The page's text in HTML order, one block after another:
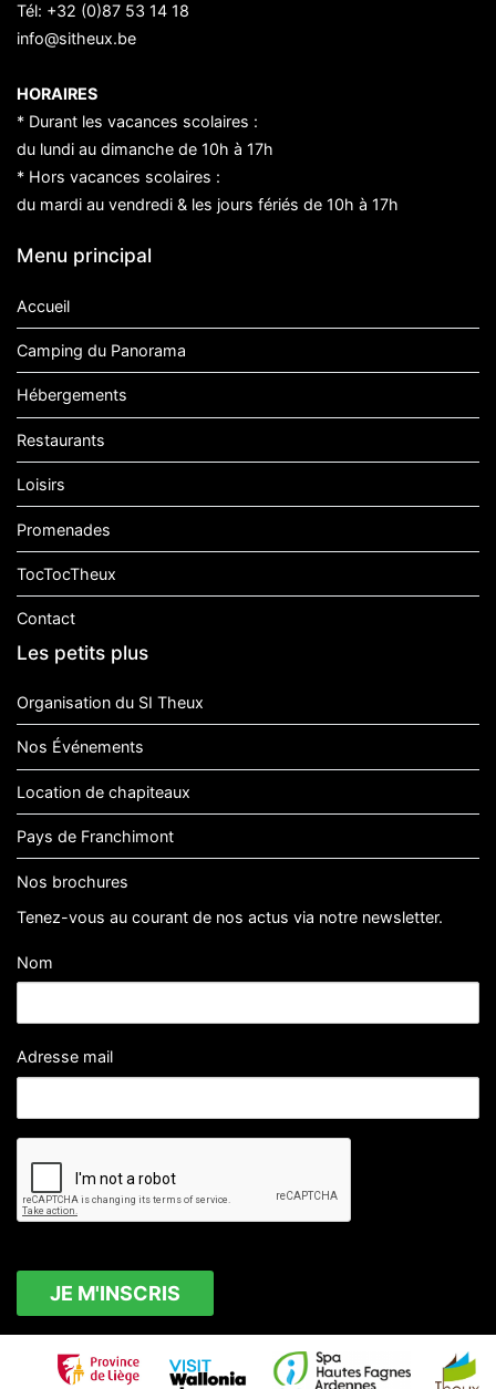
Tél: +32 (0)87 53 14 18
info@sitheux.be
HORAIRES
* Durant les vacances scolaires :
du lundi au dimanche de 10h à 17h
* Hors vacances scolaires :
du mardi au vendredi & les jours fériés de 10h à 17h
Menu principal
Accueil
Camping du Panorama
Hébergements
Restaurants
Loisirs
Promenades
TocTocTheux
Contact
Les petits plus
Organisation du SI Theux
Nos Événements
Location de chapiteaux
Pays de Franchimont
Nos brochures
Tenez-vous au courant de nos actus via notre newsletter.
Nom
Adresse mail